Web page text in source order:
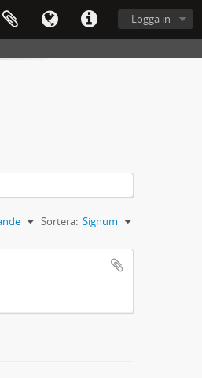
Logga in
Sortera: Signum